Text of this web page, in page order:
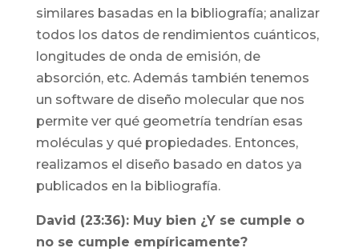
similares basadas en la bibliografía; analizar
todos los datos de rendimientos cuánticos,
longitudes de onda de emisión, de
absorción, etc. Además también tenemos
un software de diseño molecular que nos
permite ver qué geometría tendrían esas
moléculas y qué propiedades. Entonces,
realizamos el diseño basado en datos ya
publicados en la bibliografía.
David (23:36): Muy bien ¿Y se cumple o
no se cumple empíricamente?